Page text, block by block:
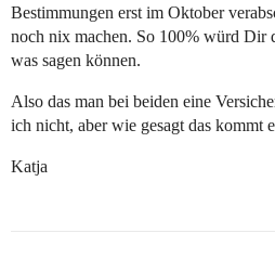
Bestimmungen erst im Oktober
noch nix machen. So 100% würd Dir
was sagen können.
Also das man bei beiden eine
ich nicht, aber wie gesagt das kommt
Katja